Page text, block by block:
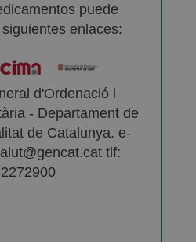
puede
enlaces:
d'Ordenació i
- Departament de
de Catalunya. e-
tlf: